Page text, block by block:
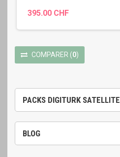
PACKS DIGITURK SATELLITE
BLOG
395.00 CHF
COMPARER (0)